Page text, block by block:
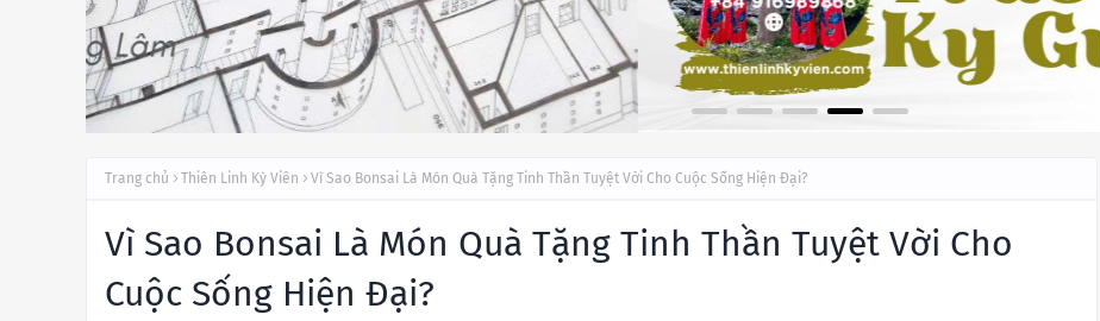
Trang chủ Thiên Linh Kỳ Viên Vì Sao Bonsai Là Món Quà Tặng Tinh Thần Tuyệt Vời Cho Cuộc Sống Hiện Đại?
Vì Sao Bonsai Là Món Quà Tặng Tinh Thần Tuyệt Vời Cho
Cuộc Sống Hiện Đại?